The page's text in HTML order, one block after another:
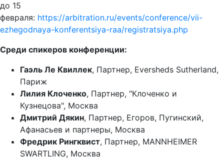
до 15
февраля: https://arbitration.ru/events/conference/vii-
ezhegodnaya-konferentsiya-raa/registratsiya.php
Среди спикеров конференции:
Гаэль Ле Квиллек, Партнер, Eversheds Sutherland,
Париж
Лилия Клоченко, Партнер, "Клоченко и
Кузнецова", Москва
Дмитрий Дякин, Партнер, Егоров, Пугинский,
Афанасьев и партнеры, Москва
Фредрик Рингквист, Партнер, MANNHEIMER
SWARTLING, Москва